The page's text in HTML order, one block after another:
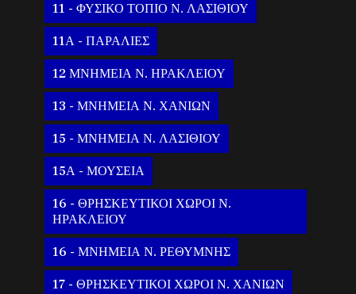
11 - ΦΥΣΙΚΟ ΤΟΠΙΟ Ν. ΛΑΣΙΘΙΟΥ
11Α - ΠΑΡΑΛΙΕΣ
12 ΜΝΗΜΕΙΑ Ν. ΗΡΑΚΛΕΙΟΥ
13 - ΜΝΗΜΕΙΑ Ν. ΧΑΝΙΩΝ
15 - ΜΝΗΜΕΙΑ Ν. ΛΑΣΙΘΙΟΥ
15Α - ΜΟΥΣΕΙΑ
16 - ΘΡΗΣΚΕΥΤΙΚΟΙ ΧΩΡΟΙ Ν.
ΗΡΑΚΛΕΙΟΥ
16 - ΜΝΗΜΕΙΑ Ν. ΡΕΘΥΜΝΗΣ
17 - ΘΡΗΣΚΕΥΤΙΚΟΙ ΧΩΡΟΙ Ν. ΧΑΝΙΩΝ